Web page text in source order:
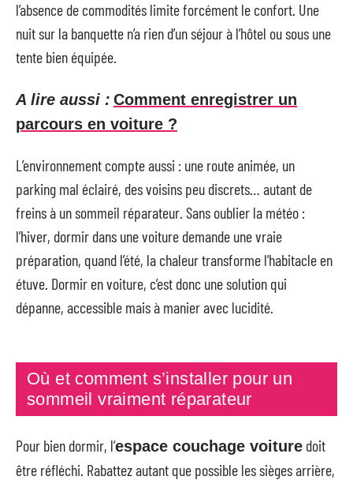
l’absence de commodités limite forcément le confort. Une
nuit sur la banquette n’a rien d’un séjour à l’hôtel ou sous une
tente bien équipée.
A lire aussi : Comment enregistrer un
parcours en voiture ?
L’environnement compte aussi : une route animée, un
parking mal éclairé, des voisins peu discrets… autant de
freins à un sommeil réparateur. Sans oublier la météo :
l’hiver, dormir dans une voiture demande une vraie
préparation, quand l’été, la chaleur transforme l’habitacle en
étuve. Dormir en voiture, c’est donc une solution qui
dépanne, accessible mais à manier avec lucidité.
Où et comment s’installer pour un
sommeil vraiment réparateur
Pour bien dormir, l’espace couchage voiture doit
être réfléchi. Rabattez autant que possible les sièges arrière,